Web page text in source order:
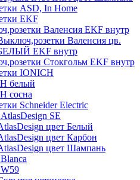
ASD, In Home
EKF
Валенсия EKF внутр
Валенсия цв.
EKF внутр
Стокгольм EKF внутр
IONICH
белый
сосна
Schneider Electric
SE
цвет Белый
цвет Карбон
цвет Шампань